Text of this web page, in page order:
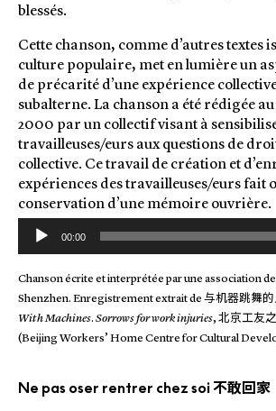
blessés.
Cette chanson, comme d’autres textes
culture populaire, met en lumière un
de précarité d’une expérience
subalterne. La chanson a été rédigée
2000 par un collectif visant à
travailleuses/eurs aux questions de
collective. Ce travail de création et
expériences des travailleuses/eurs fait
conservation d’une mémoire ouvrière.
Lecteur
audio
00:00
Chanson écrite et interprétée par une association
Shenzhen. Enregistrement extrait de 与机器跳舞
With Machines. Sorrows for work injuries, 北京工友
(Beijing Workers’ Home Centre for Cultural
Ne pas oser rentrer chez soi不敢回家